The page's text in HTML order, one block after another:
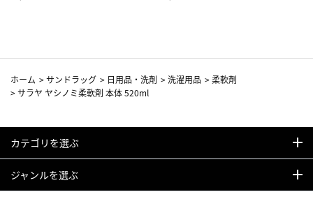
ホーム >サンドラッグ > 日用品・洗剤 >洗濯用品 >柔軟剤
>サラヤ ヤシノミ柔軟剤 本体 520ml
カテゴリを選ぶ
ジャンルを選ぶ